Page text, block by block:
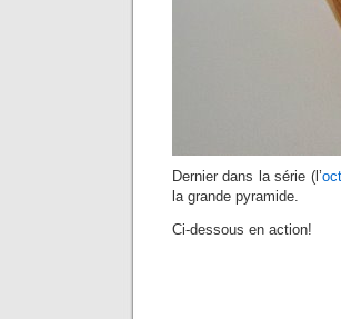
Dernier dans la série (l’
la grande pyramide.
Ci-dessous en action!